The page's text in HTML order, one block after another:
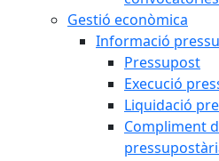
Gestió econòmica
Informació
Pressupost
Execució
Liquidació
Compliment